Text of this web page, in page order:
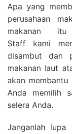
Apa yang
perusahaan
makanan itu
Staff kami
disambut dan
makanan laut
akan membantu
Anda memilih
selera Anda.
Janganlah lupa